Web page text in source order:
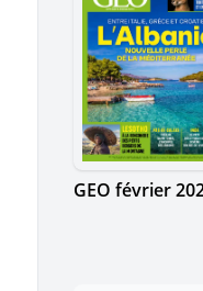
GEO février